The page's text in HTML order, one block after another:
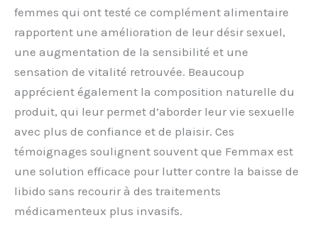
femmes qui ont testé ce complément alimentaire
rapportent une amélioration de leur désir sexuel,
une augmentation de la sensibilité et une
sensation de vitalité retrouvée. Beaucoup
apprécient également la composition naturelle du
produit, qui leur permet d’aborder leur vie sexuelle
avec plus de confiance et de plaisir. Ces
témoignages soulignent souvent que Femmax est
une solution efficace pour lutter contre la baisse de
libido sans recourir à des traitements
médicamenteux plus invasifs.